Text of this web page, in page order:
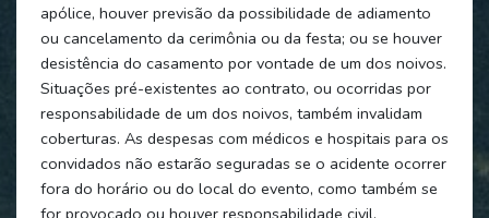
apólice, houver previsão da possibilidade de adiamento
ou cancelamento da cerimônia ou da festa; ou se houver
desistência do casamento por vontade de um dos noivos.
Situações pré-existentes ao contrato, ou ocorridas por
responsabilidade de um dos noivos, também invalidam
coberturas. As despesas com médicos e hospitais para os
convidados não estarão seguradas se o acidente ocorrer
fora do horário ou do local do evento, como também se
for provocado ou houver responsabilidade civil.